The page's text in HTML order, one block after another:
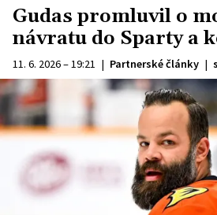
Gudas promluvil o
návratu do Sparty a
11. 6. 2026 – 19:21 | Partnerské články |